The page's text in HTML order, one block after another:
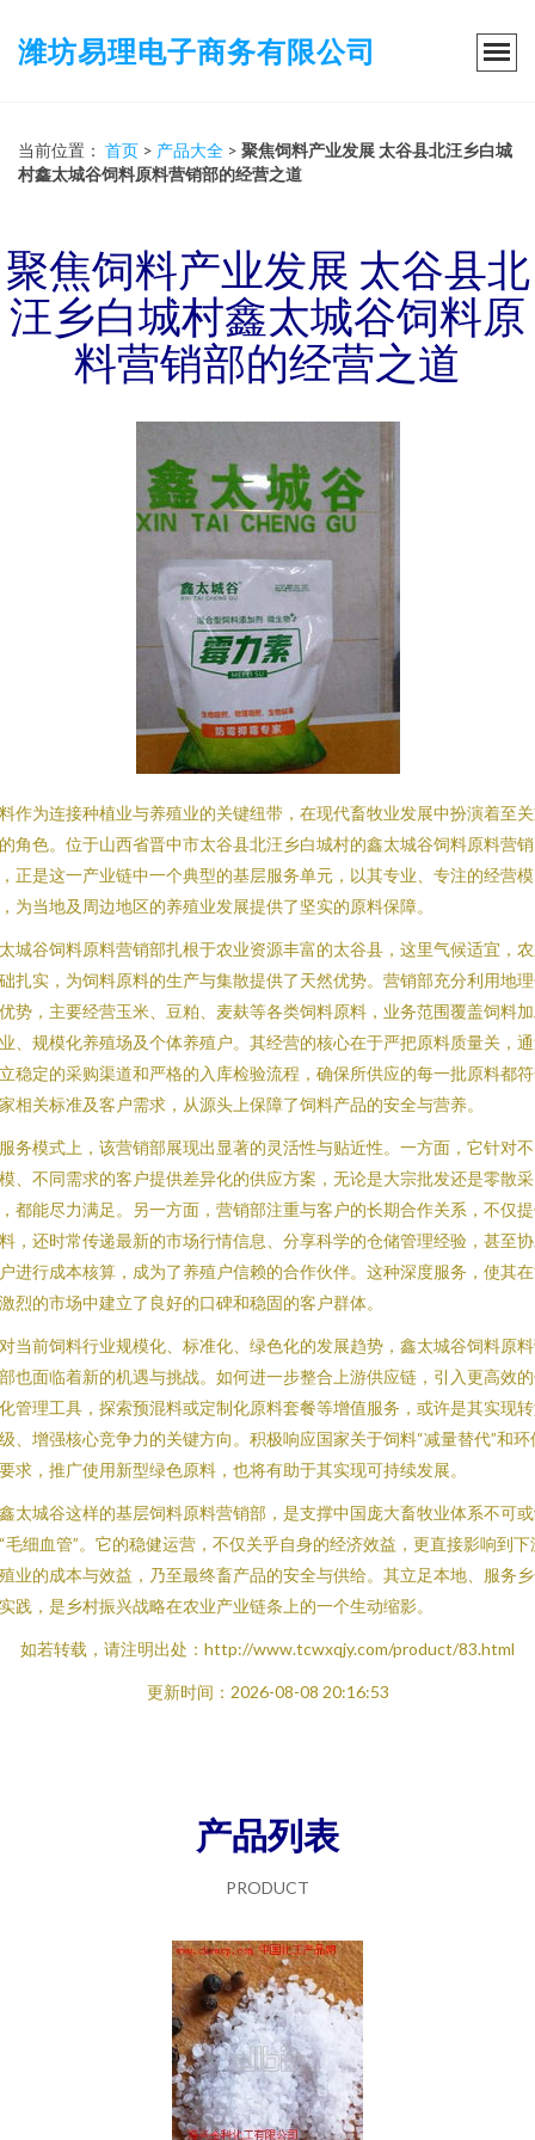
潍坊易理电子商务有限公司
当前位置： 首页 > 产品大全 > 聚焦饲料产业发展 太谷县北汪乡白城
村鑫太城谷饲料原料营销部的经营之道
聚焦饲料产业发展 太谷县北
汪乡白城村鑫太城谷饲料原
料营销部的经营之道
作为连接种植业与养殖业的关键纽带，在现代畜牧业发展中扮演着至
角色。位于山西省晋中市太谷县北汪乡白城村的鑫太城谷饲料原料营销
正是这一产业链中一个典型的基层服务单元，以其专业、专注的经营模
为当地及周边地区的养殖业发展提供了坚实的原料保障。
城谷饲料原料营销部扎根于农业资源丰富的太谷县，这里气候适宜，
扎实，为饲料原料的生产与集散提供了天然优势。营销部充分利用地
势，主要经营玉米、豆粕、麦麸等各类饲料原料，业务范围覆盖饲料
、规模化养殖场及个体养殖户。其经营的核心在于严把原料质量关，
稳定的采购渠道和严格的入库检验流程，确保所供应的每一批原料都
相关标准及客户需求，从源头上保障了饲料产品的安全与营养。
务模式上，该营销部展现出显著的灵活性与贴近性。一方面，它针对
、不同需求的客户提供差异化的供应方案，无论是大宗批发还是零散采
都能尽力满足。另一方面，营销部注重与客户的长期合作关系，不仅
，还时常传递最新的市场行情信息、分享科学的仓储管理经验，甚至
进行成本核算，成为了养殖户信赖的合作伙伴。这种深度服务，使其
烈的市场中建立了良好的口碑和稳固的客户群体。
当前饲料行业规模化、标准化、绿色化的发展趋势，鑫太城谷饲料原
也面临着新的机遇与挑战。如何进一步整合上游供应链，引入更高效
管理工具，探索预混料或定制化原料套餐等增值服务，或许是其实现
、增强核心竞争力的关键方向。积极响应国家关于饲料“减量替代”和环
求，推广使用新型绿色原料，也将有助于其实现可持续发展。
太城谷这样的基层饲料原料营销部，是支撑中国庞大畜牧业体系不可
毛细血管”。它的稳健运营，不仅关乎自身的经济效益，更直接影响到下
业的成本与效益，乃至最终畜产品的安全与供给。其立足本地、服务
践，是乡村振兴战略在农业产业链条上的一个生动缩影。
如若转载，请注明出处：http://www.tcwxqjy.com/product/83.html
更新时间：2026-08-08 20:16:53
产品列表
PRODUCT